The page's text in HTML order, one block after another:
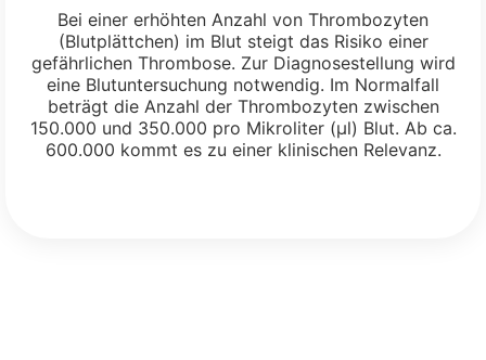
Bei einer erhöhten Anzahl von Thrombozyten
(Blutplättchen) im Blut steigt das Risiko einer
gefährlichen Thrombose. Zur Diagnosestellung wird
eine Blutuntersuchung notwendig. Im Normalfall
beträgt die Anzahl der Thrombozyten zwischen
150.000 und 350.000 pro Mikroliter (µl) Blut. Ab ca.
600.000 kommt es zu einer klinischen Relevanz.